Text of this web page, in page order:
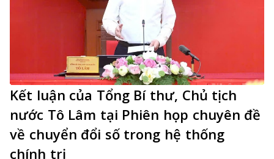
Kết luận của Tổng Bí thư, Chủ tịch
nước Tô Lâm tại Phiên họp chuyên đề
về chuyển đổi số trong hệ thống
chính trị